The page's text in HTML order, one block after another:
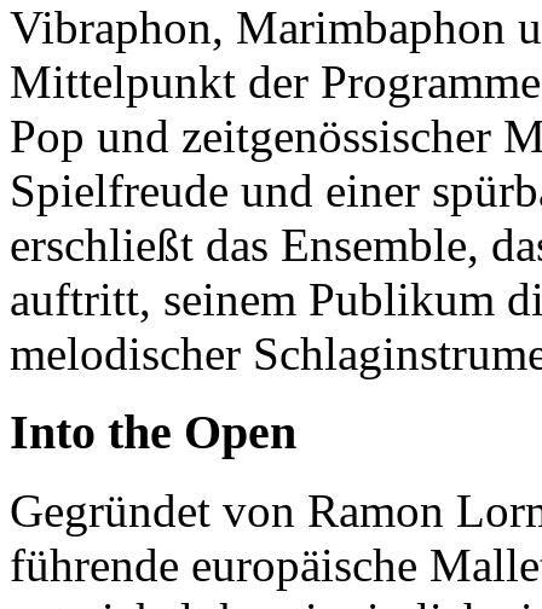
Vibraphon, Marimbaphon
Mittelpunkt der
Pop und zeitgenössischer
Spielfreude und einer
erschließt das Ensemble,
auftritt, seinem Publikum
melodischer
Into the Open
Gegründet von Ramon
führende europäische